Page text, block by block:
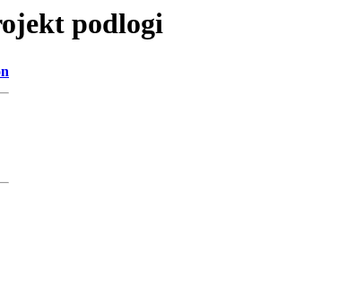
podlogi